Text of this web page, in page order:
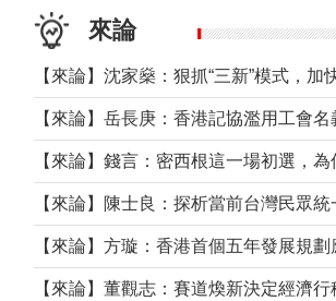
來論
【來論】董觀志：賽道煥新決定經濟行